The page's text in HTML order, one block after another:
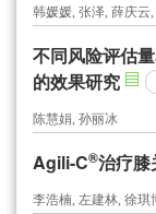
韩媛媛, 张泽, 薛庆云
不同风险评估
的效果研究
陈慧娟, 孙丽冰
Agili-C®治疗膝
李浩楠, 左建林, 徐琪